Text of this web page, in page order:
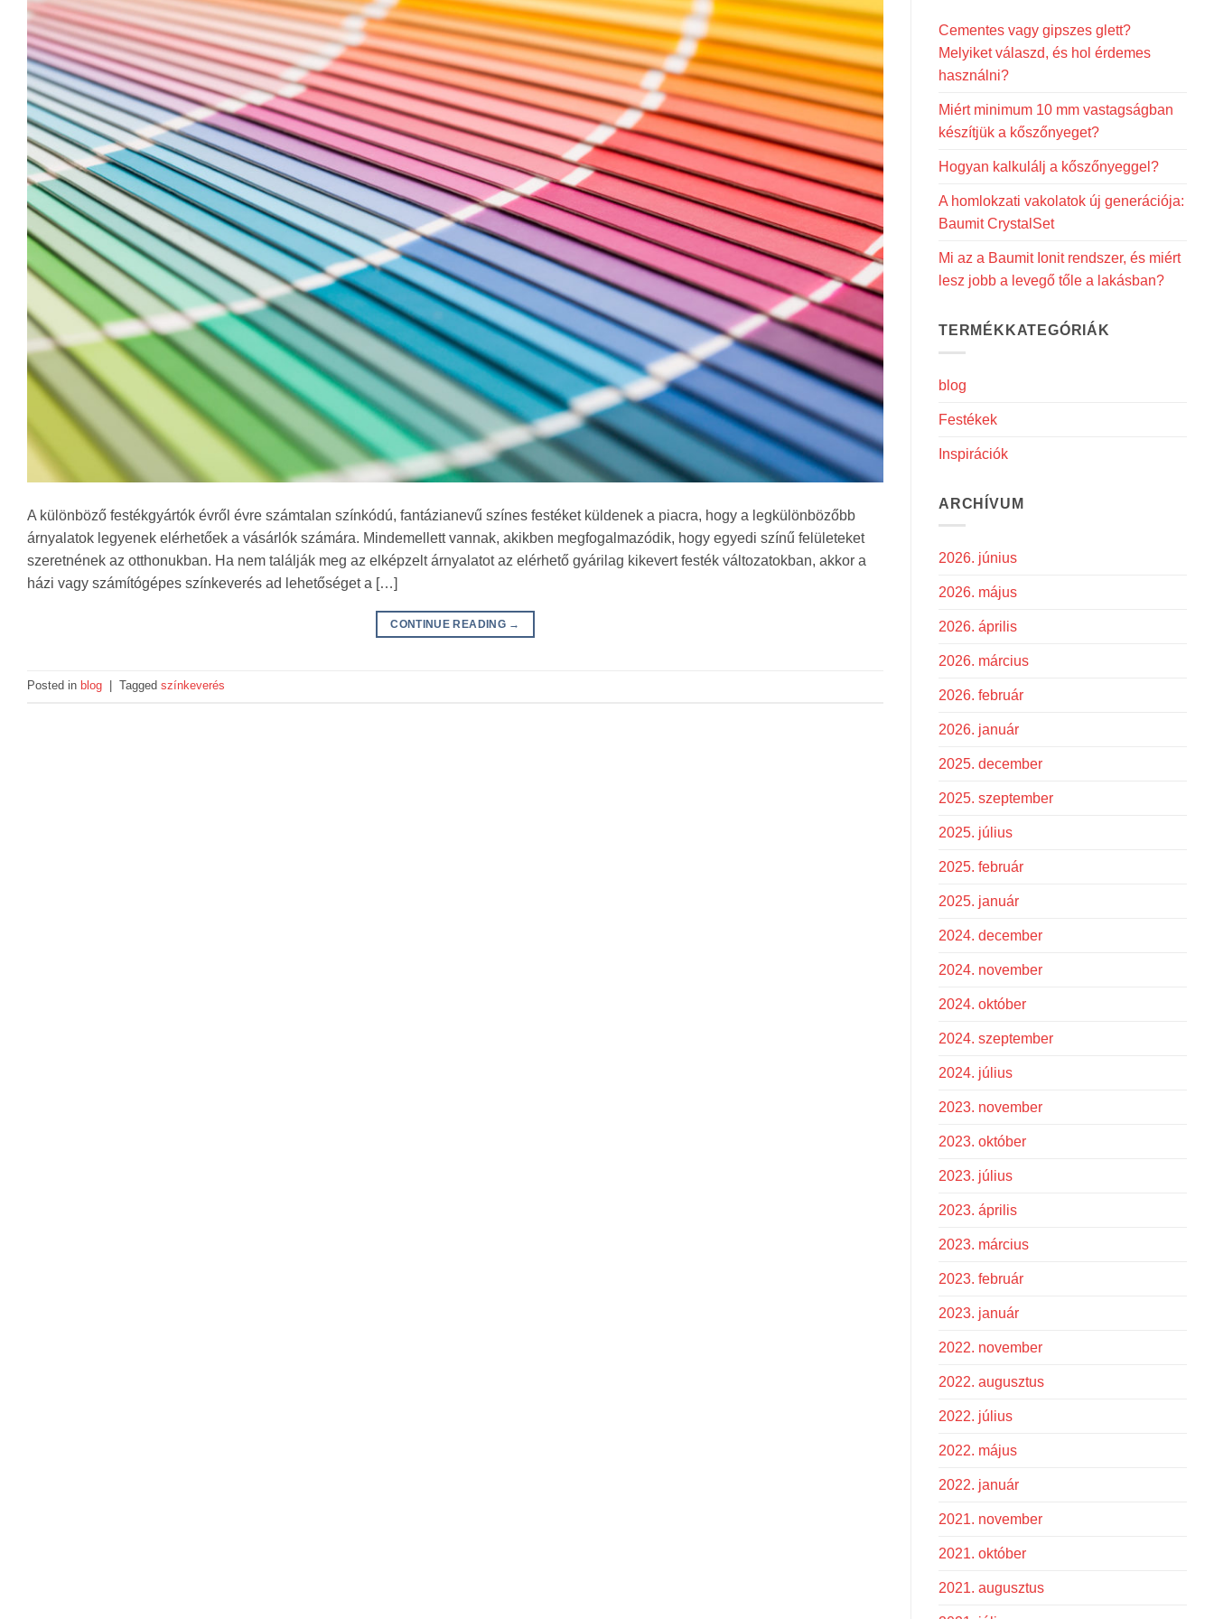
A különböző festékgyártók évről évre számtalan színkódú, fantázianevű színes festéket küldenek a piacra, hogy a legkülönbözőbb
árnyalatok legyenek elérhetőek a vásárlók számára. Mindemellett vannak, akikben megfogalmazódik, hogy egyedi színű felületeket
szeretnének az otthonukban. Ha nem találják meg az elképzelt árnyalatot az elérhető gyárilag kikevert festék változatokban, akkor a
házi vagy számítógépes színkeverés ad lehetőséget a […]
CONTINUE READING →
Posted in blog Tagged színkeverés
Cementes vagy gipszes glett?
Melyiket válaszd, és hol érdemes
használni?
Miért minimum 10 mm vastagságban
készítjük a kőszőnyeget?
Hogyan kalkulálj a kőszőnyeggel?
A homlokzati vakolatok új generációja:
Baumit CrystalSet
Mi az a Baumit Ionit rendszer, és miért
lesz jobb a levegő tőle a lakásban?
TERMÉKKATEGÓRIÁK
blog
Festékek
Inspirációk
ARCHÍVUM
2026. június
2026. május
2026. április
2026. március
2026. február
2026. január
2025. december
2025. szeptember
2025. július
2025. február
2025. január
2024. december
2024. november
2024. október
2024. szeptember
2024. július
2023. november
2023. október
2023. július
2023. április
2023. március
2023. február
2023. január
2022. november
2022. augusztus
2022. július
2022. május
2022. január
2021. november
2021. október
2021. augusztus